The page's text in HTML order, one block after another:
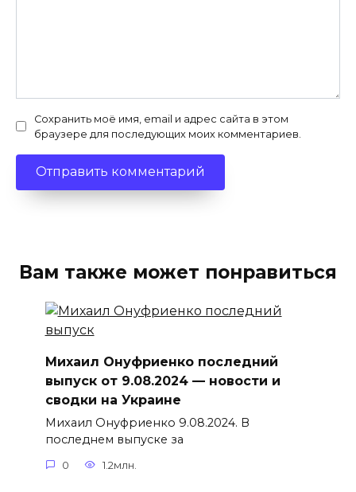
Сохранить моё имя, email и адрес сайта в этом
браузере для последующих моих комментариев.
Вам также может понравиться
Михаил Онуфриенко последний
выпуск от 9.08.2024 — новости и
сводки на Украине
Михаил Онуфриенко 9.08.2024. В
последнем выпуске за
0 1.2млн.